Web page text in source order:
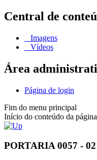
Central de
Imagens
Vídeos
Área
Página de login
Fim do menu principal
Início do conteúdo da página
PORTARIA 0057 -